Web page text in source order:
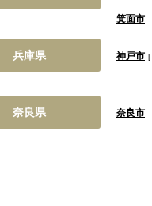
箕面市
兵庫県 神戸市 [
奈良県 奈良市